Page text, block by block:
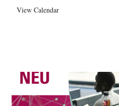
View Calendar